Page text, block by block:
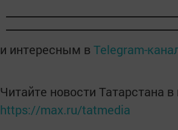
и интересным в Telegram-
Читайте новости Татарстана
https://max.ru/tatmedia